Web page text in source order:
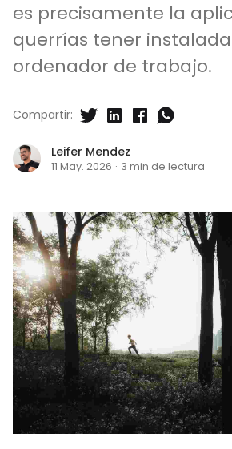
es precisamente la
querrías tener
ordenador de trabajo.
Leifer Mendez
11 May. 2026 · 3 min de lectura
Compartir: